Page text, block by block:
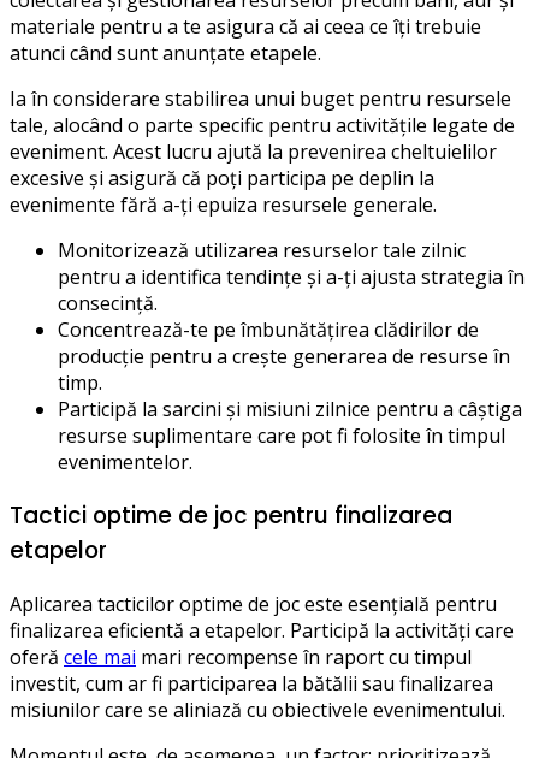
materiale pentru a te asigura că ai ceea ce îți trebuie
atunci când sunt anunțate etapele.
Ia în considerare stabilirea unui buget pentru resursele
tale, alocând o parte specific pentru activitățile legate de
eveniment. Acest lucru ajută la prevenirea cheltuielilor
excesive și asigură că poți participa pe deplin la
evenimente fără a-ți epuiza resursele generale.
Monitorizează utilizarea resurselor tale zilnic
pentru a identifica tendințe și a-ți ajusta strategia în
consecință.
Concentrează-te pe îmbunătățirea clădirilor de
producție pentru a crește generarea de resurse în
timp.
Participă la sarcini și misiuni zilnice pentru a câștiga
resurse suplimentare care pot fi folosite în timpul
evenimentelor.
Tactici optime de joc pentru finalizarea
etapelor
Aplicarea tacticilor optime de joc este esențială pentru
finalizarea eficientă a etapelor. Participă la activități care
oferă cele mai mari recompense în raport cu timpul
investit, cum ar fi participarea la bătălii sau finalizarea
misiunilor care se aliniază cu obiectivele evenimentului.